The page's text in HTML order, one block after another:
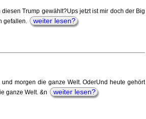
Trump gewählt?Ups jetzt ist mir doch der Big
gefallen.
weiter lesen?
morgen die ganze Welt. OderUnd heute gehört
ganze Welt. &n
weiter lesen?